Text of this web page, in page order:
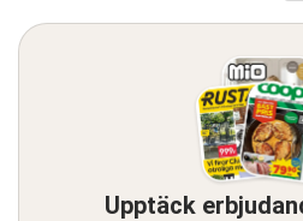
Upptäck